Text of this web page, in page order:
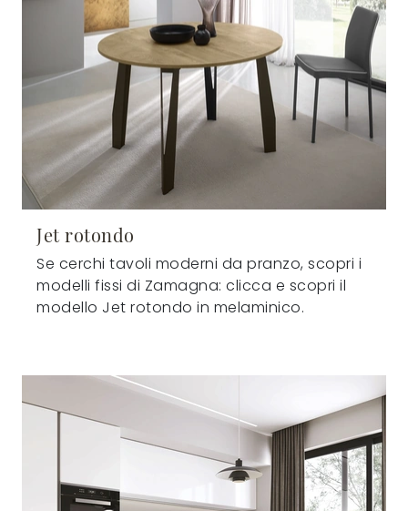
Jet rotondo
Se cerchi tavoli moderni da pranzo, scopri i
modelli fissi di Zamagna: clicca e scopri il
modello Jet rotondo in melaminico.